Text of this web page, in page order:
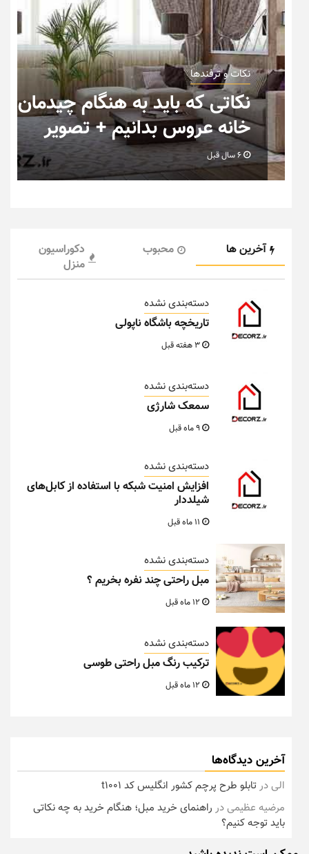
نکات و ترفندها
نکاتی که باید به هنگام چیدمان
خانه عروس بدانیم + تصویر
آخرین ها محبوب
دکوراسیون
منزل
دسته‌بندی نشده
تاریخچه باشگاه ناپولی
دسته‌بندی نشده
سمعک شارژی
دسته‌بندی نشده
افزایش امنیت شبکه با استفاده از کابل‌های
شیلددار
دسته‌بندی نشده
مبل راحتی چند نفره بخریم ؟
دسته‌بندی نشده
ترکیب رنگ مبل راحتی طوسی
آخرین دیدگاه‌ها
الیدرتابلو طرح پرچم کشور انگلیس کد t1001
مرضیه عظیمیدر راهنمای خرید مبل؛ هنگام خرید به چه نکاتی
باید توجه کنیم؟